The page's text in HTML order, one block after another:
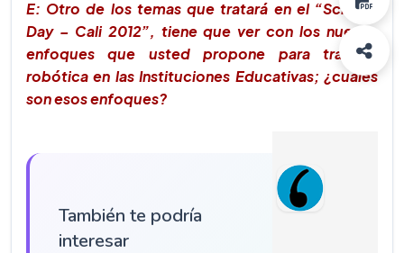
E: Otro de los temas que tratará en el “Scratch
Day – Cali 2012”, tiene que ver con los nuevos
enfoques que usted propone para trabajar
robótica en las Instituciones Educativas; ¿cuáles
son esos enfoques?
También te podría
interesar